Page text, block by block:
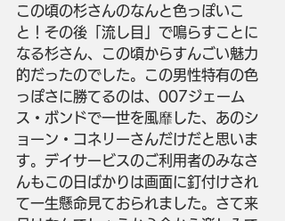
この頃の杉さんのなんと色っぽいこ
と！その後「流し目」で鳴らすことに
なる杉さん、この頃からすんごい魅力
的だったのでした。この男性特有の色
っぽさに勝てるのは、007ジェーム
ス・ボンドで一世を風靡した、あのシ
ョーン・コネリーさんだけだと思いま
す。デイサービスのご利用者のみなさ
んもこの日ばかりは画面に釘付けされ
て一生懸命見ておられました。さて来